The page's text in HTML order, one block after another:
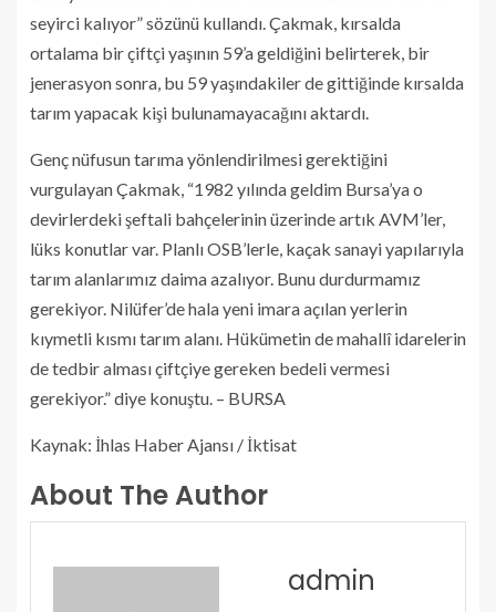
seyirci kalıyor” sözünü kullandı. Çakmak, kırsalda
ortalama bir çiftçi yaşının 59’a geldiğini belirterek, bir
jenerasyon sonra, bu 59 yaşındakiler de gittiğinde kırsalda
tarım yapacak kişi bulunamayacağını aktardı.
Genç nüfusun tarıma yönlendirilmesi gerektiğini
vurgulayan Çakmak, “1982 yılında geldim Bursa’ya o
devirlerdeki şeftali bahçelerinin üzerinde artık AVM’ler,
lüks konutlar var. Planlı OSB’lerle, kaçak sanayi yapılarıyla
tarım alanlarımız daima azalıyor. Bunu durdurmamız
gerekiyor. Nilüfer’de hala yeni imara açılan yerlerin
kıymetli kısmı tarım alanı. Hükümetin de mahallî idarelerin
de tedbir alması çiftçiye gereken bedeli vermesi
gerekiyor.” diye konuştu. – BURSA
Kaynak: İhlas Haber Ajansı / İktisat
About The Author
admin